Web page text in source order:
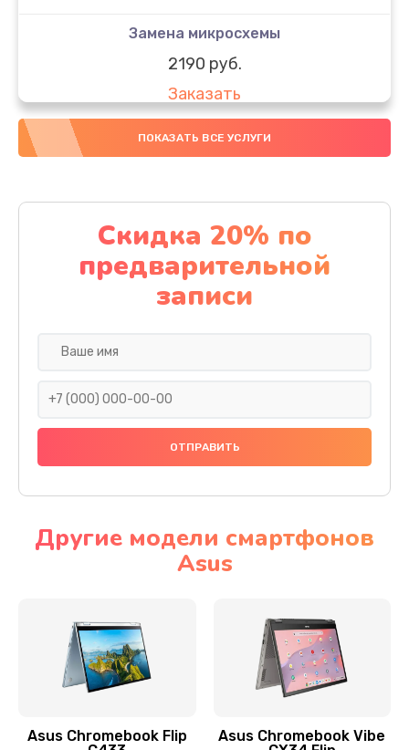
Замена микросхемы
2190 руб.
Заказать
Замена передней камеры
Заказать
Замена полифонического динамика
390 руб.
Заказать
Сбор/Разбор
Чистка динамика и микрофонов (с разбором)
Замена кнопки Home (домой)
Заказать
ПОКАЗАТЬ ВСЕ УСЛУГИ
Скидка 20% по
предварительной
записи
Другие модели смартфонов
Asus
Asus Chromebook Flip
Asus Chromebook Vibe